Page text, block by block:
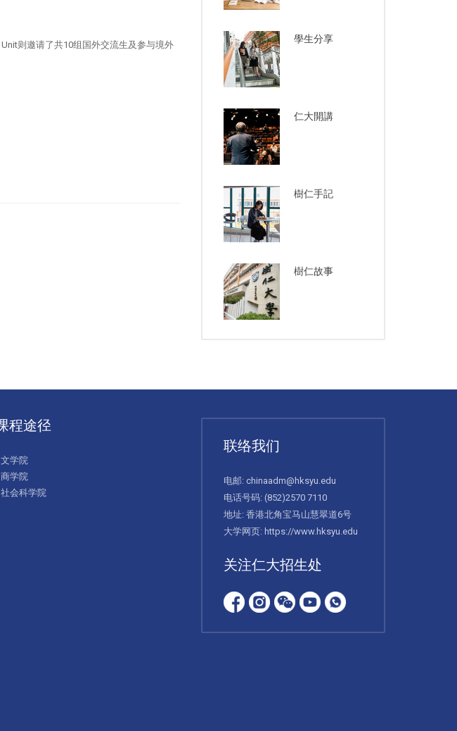
则邀请了共10组国外交流生及参与境外
學生分享
仁大開講
樹仁手記
樹仁故事
程途径
文学院
商学院
社会科学院
联络我们
电邮: chinaadm@hksyu.edu
电话号码: (852)2570 7110
地址: 香港北角宝马山慧翠道6号
大学网页: https://www.hksyu.edu
关注仁大招生处